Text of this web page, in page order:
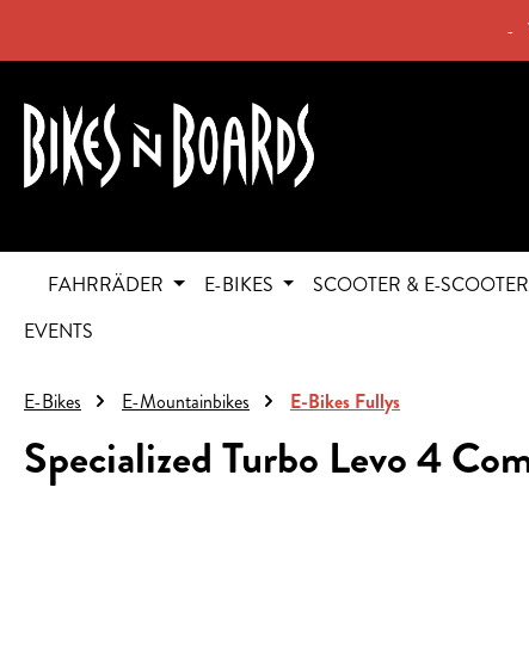
-
FAHRRÄDER E-BIKES SCOOTER & E-SCOOTER
EVENTS
E-Bikes E-Mountainbikes E-Bikes Fullys
Specialized Turbo Levo 4